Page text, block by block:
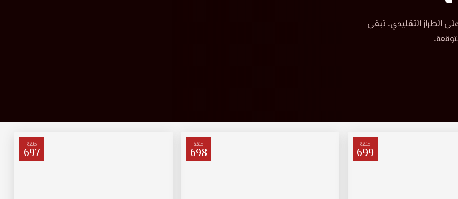
الطراز التقليدي. تبقى
حلقة
699
حلقة
698
حلقة
697